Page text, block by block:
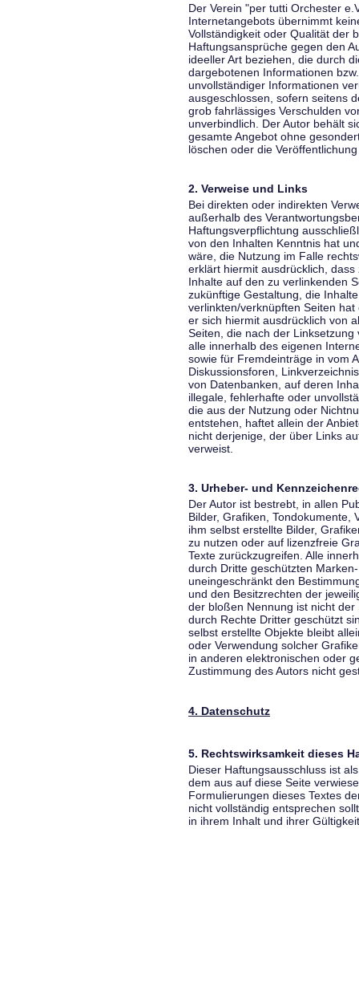
Der Verein "per tutti Orchester
Internetangebots übernimmt
Vollständigkeit oder Qualität der
Haftungsansprüche gegen den
ideeller Art beziehen, die durch
dargebotenen Informationen
unvollständiger Informationen
ausgeschlossen, sofern seitens
grob fahrlässiges Verschulden
unverbindlich. Der Autor behält
gesamte Angebot ohne
löschen oder die
2. Verweise und Links
Bei direkten oder indirekten
außerhalb des
Haftungsverpflichtung
von den Inhalten Kenntnis hat
wäre, die Nutzung im Falle
erklärt hiermit ausdrücklich,
Inhalte auf den zu verlinkenden
zukünftige Gestaltung, die
verlinkten/verknüpften Seiten
er sich hiermit ausdrücklich von
Seiten, die nach der
alle innerhalb des eigenen
sowie für Fremdeinträge in vom
Diskussionsforen,
von Datenbanken, auf deren
illegale, fehlerhafte oder
die aus der Nutzung oder
entstehen, haftet allein der
nicht derjenige, der über Links
verweist.
3. Urheber- und
Der Autor ist bestrebt, in allen
Bilder, Grafiken, Tondokumente,
ihm selbst erstellte Bilder,
zu nutzen oder auf lizenzfreie
Texte zurückzugreifen. Alle
durch Dritte geschützten
uneingeschränkt den
und den Besitzrechten der
der bloßen Nennung ist nicht
durch Rechte Dritter geschützt
selbst erstellte Objekte bleibt
oder Verwendung solcher
in anderen elektronischen oder
Zustimmung des Autors nicht
4. Datenschutz
5. Rechtswirksamkeit dieses
Dieser Haftungsausschluss ist
dem aus auf diese Seite
Formulierungen dieses Textes
nicht vollständig entsprechen
in ihrem Inhalt und ihrer